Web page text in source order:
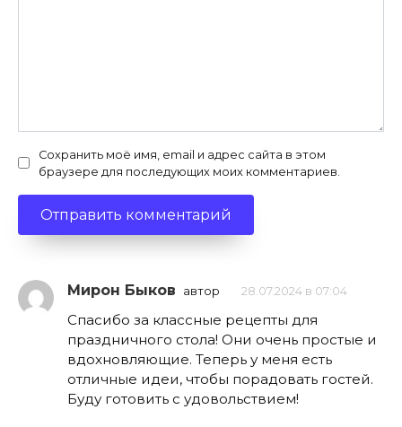
Сохранить моё имя, email и адрес сайта в этом
браузере для последующих моих комментариев.
Мирон Быков автор 28.07.2024 в 07:04
Спасибо за классные рецепты для
праздничного стола! Они очень простые и
вдохновляющие. Теперь у меня есть
отличные идеи, чтобы порадовать гостей.
Буду готовить с удовольствием!